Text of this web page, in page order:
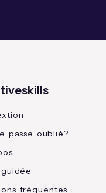
passe oublié?
fréquentes